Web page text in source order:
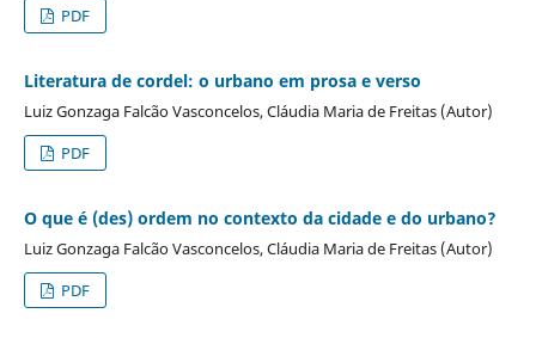
PDF
Literatura de cordel: o urbano em prosa e verso
Luiz Gonzaga Falcão Vasconcelos, Cláudia Maria de Freitas (Autor)
PDF
O que é (des) ordem no contexto da cidade e do urbano?
Luiz Gonzaga Falcão Vasconcelos, Cláudia Maria de Freitas (Autor)
PDF